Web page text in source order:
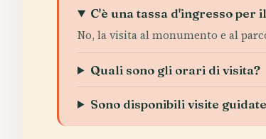
C'è una tassa d'ingresso per
No, la visita al monumento e al
Quali sono gli orari di visita?
Sono disponibili visite